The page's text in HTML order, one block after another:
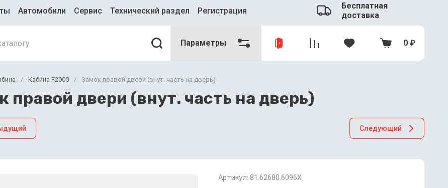
Автомобили Сервис Технический раздел Регистрация
Бесплатная
доставка
Параметры 0 ₽
/ Кабина F2000 / Замок правой двери (внут. часть на дверь)
правой двери (внут. часть на дверь)
Следующий
Артикул: 81.62680.6096X